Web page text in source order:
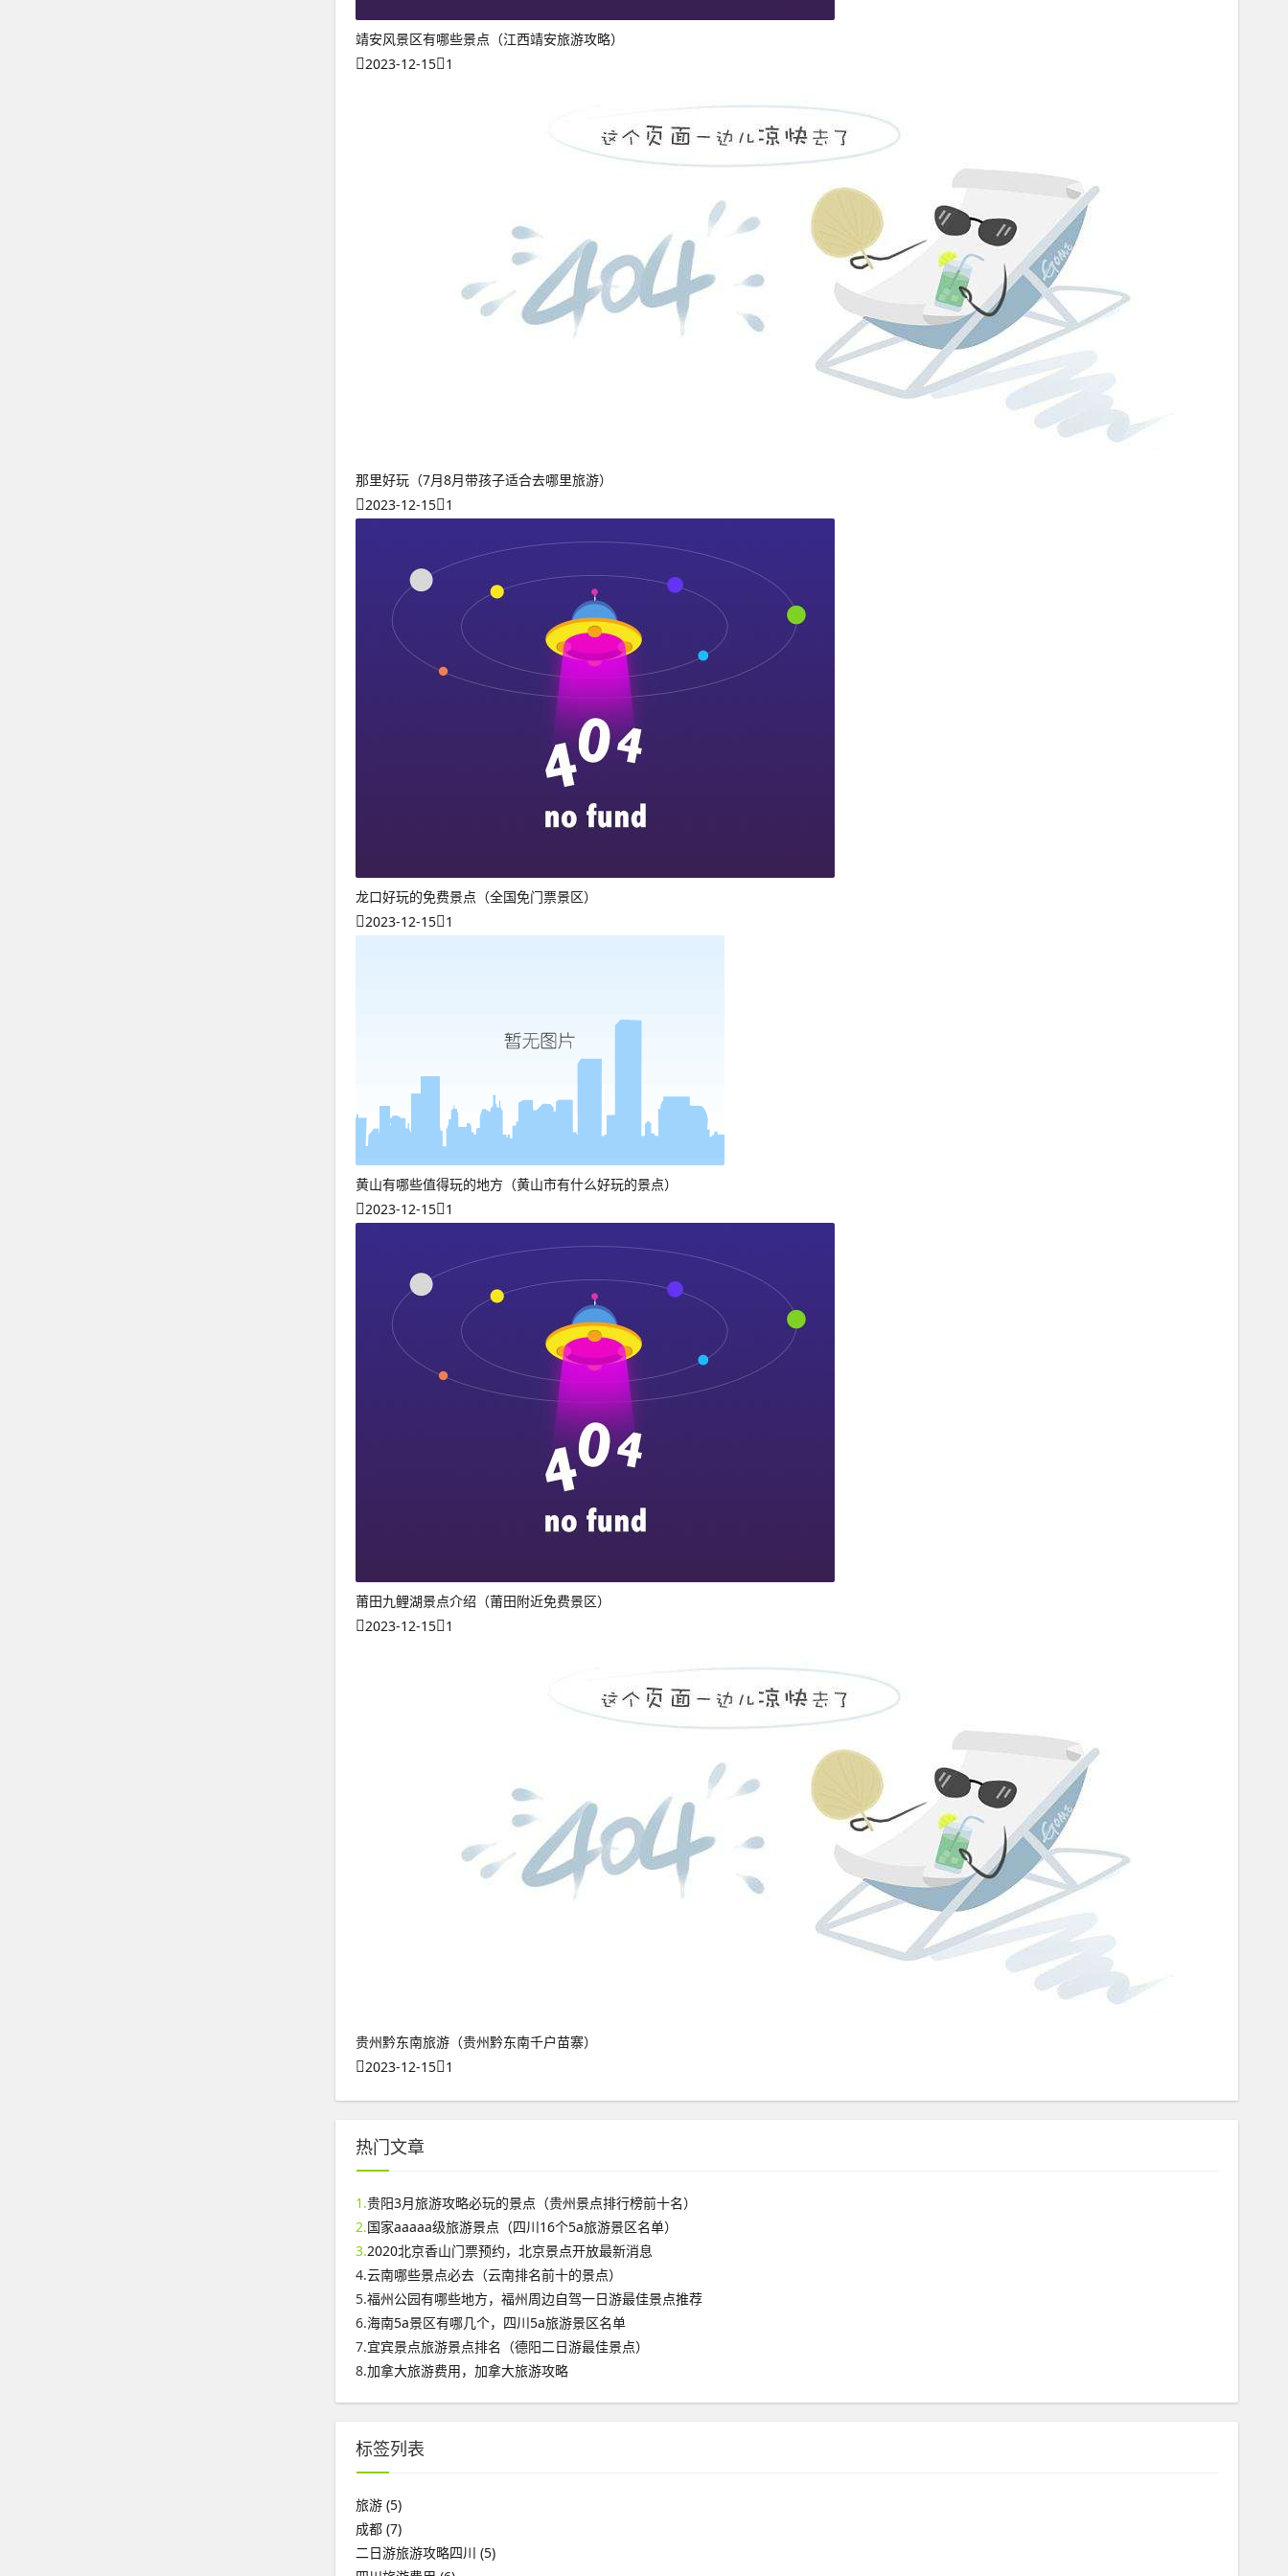
靖安风景区有哪些景点（江西靖安旅游攻略）
2023-12-15 1
那里好玩（7月8月带孩子适合去哪里旅游）
2023-12-15 1
龙口好玩的免费景点（全国免门票景区）
2023-12-15 1
黄山有哪些值得玩的地方（黄山市有什么好玩的景点）
2023-12-15 1
莆田九鲤湖景点介绍（莆田附近免费景区）
2023-12-15 1
贵州黔东南旅游（贵州黔东南千户苗寨）
2023-12-15 1
热门文章
1.贵阳3月旅游攻略必玩的景点（贵州景点排行榜前十名）
2.国家aaaaa级旅游景点（四川16个5a旅游景区名单）
3.2020北京香山门票预约，北京景点开放最新消息
4.云南哪些景点必去（云南排名前十的景点）
5.福州公园有哪些地方，福州周边自驾一日游最佳景点推荐
6.海南5a景区有哪几个，四川5a旅游景区名单
7.宜宾景点旅游景点排名（德阳二日游最佳景点）
8.加拿大旅游费用，加拿大旅游攻略
标签列表
旅游 (5)
成都 (7)
二日游旅游攻略四川 (5)